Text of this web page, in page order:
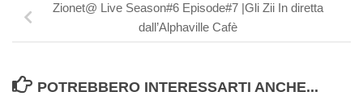
Zionet@ Live Season#6 Episode#7 |Gli Zii In diretta
dall’Alphaville Cafè
POTREBBERO INTERESSARTI ANCHE...